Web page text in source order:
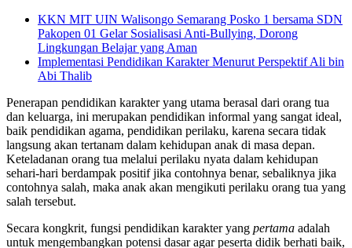
KKN MIT UIN Walisongo Semarang Posko 1 bersama SDN
Pakopen 01 Gelar Sosialisasi Anti-Bullying, Dorong
Lingkungan Belajar yang Aman
Implementasi Pendidikan Karakter Menurut Perspektif Ali bin
Abi Thalib
Penerapan pendidikan karakter yang utama berasal dari orang tua
dan keluarga, ini merupakan pendidikan informal yang sangat ideal,
baik pendidikan agama, pendidikan perilaku, karena secara tidak
langsung akan tertanam dalam kehidupan anak di masa depan.
Keteladanan orang tua melalui perilaku nyata dalam kehidupan
sehari-hari berdampak positif jika contohnya benar, sebaliknya jika
contohnya salah, maka anak akan mengikuti perilaku orang tua yang
salah tersebut.
Secara kongkrit, fungsi pendidikan karakter yang pertama adalah
untuk mengembangkan potensi dasar agar peserta didik berhati baik,